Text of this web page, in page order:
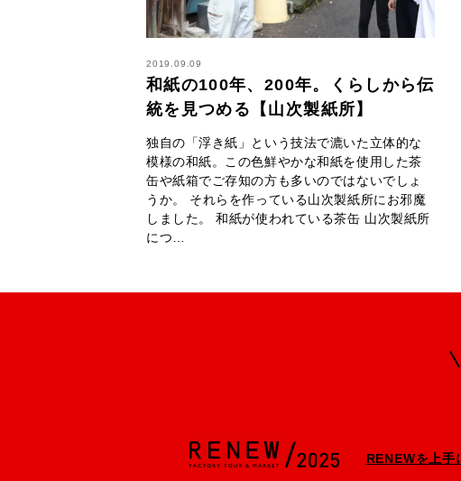
2019.09.09
和紙の100年、200年。くらしから伝
統を見つめる【山次製紙所】
独自の「浮き紙」という技法で漉いた立体的な
模様の和紙。この色鮮やかな和紙を使用した茶
缶や紙箱でご存知の方も多いのではないでしょ
うか。 それらを作っている山次製紙所にお邪魔
しました。 和紙が使われている茶缶 山次製紙所
につ…
RENEWを上